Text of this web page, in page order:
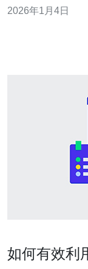
器能够提供更低的
2026年1月4日
如何有效利